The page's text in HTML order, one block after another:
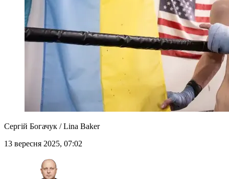
Сергій Богачук / Lina Baker
13 вересня 2025, 07:02